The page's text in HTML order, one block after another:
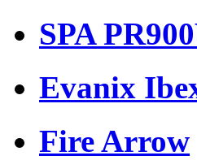
SPA
Evanix
Fire Arrow